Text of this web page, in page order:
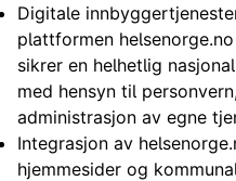
Digitale
plattformen
sikrer en helhetlig
med hensyn til
administrasjon av egne
Integrasjon av
hjemmesider og